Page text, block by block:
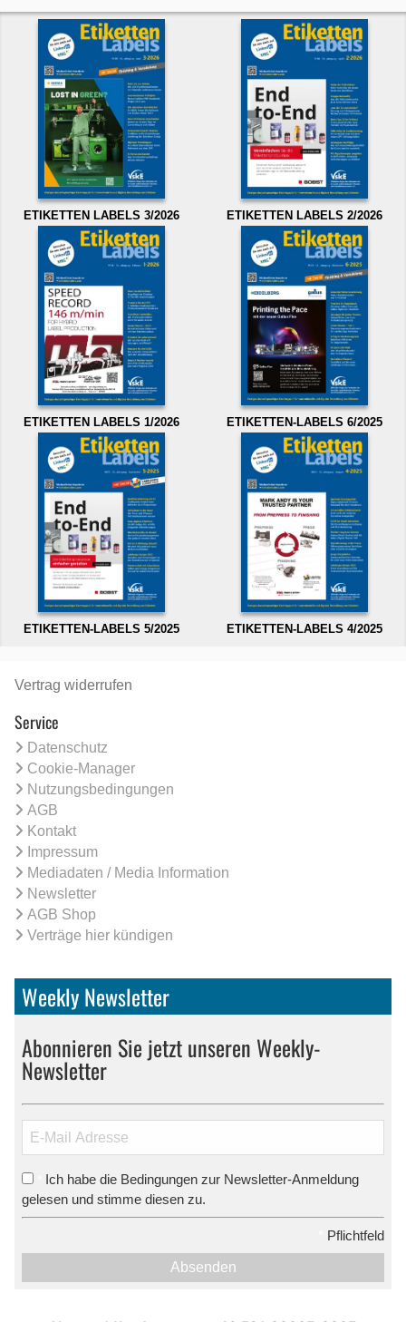
ETIKETTEN LABELS 3/2026 ETIKETTEN LABELS 2/2026
ETIKETTEN LABELS 1/2026 ETIKETTEN-LABELS 6/2025
ETIKETTEN-LABELS 5/2025 ETIKETTEN-LABELS 4/2025
Vertrag widerrufen
Service
Datenschutz
Cookie-Manager
Nutzungsbedingungen
AGB
Kontakt
Impressum
Mediadaten / Media Information
Newsletter
AGB Shop
Verträge hier kündigen
Weekly Newsletter
Abonnieren Sie jetzt unseren Weekly-
Newsletter
Ich habe die Bedingungen zur Newsletter-Anmeldung
gelesen und stimme diesen zu.
Pflichtfeld
Absenden